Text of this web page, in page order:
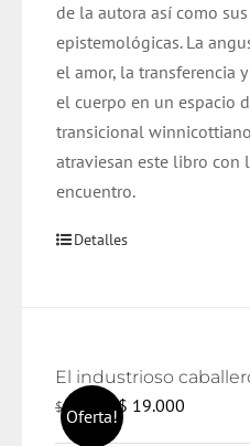
de la autora así como
epistemológicas.La
el amor, la transferencia
el cuerpo en un espacio
transicional
atraviesan este libro con
encuentro.
Detalles
Oferta!
El industrioso
$20.000
El
precio
$ 19.000